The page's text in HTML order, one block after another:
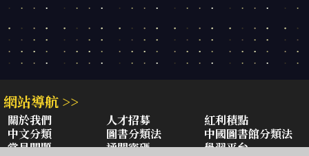
網站導航 >>
關於我們 人才招募
紅利積點
中文分類
圖書分類法
中國圖書館分類法
常見問題
通關密碼
學習平台